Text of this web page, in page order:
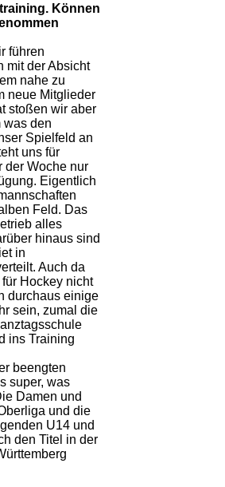
Können
führen
mit der Absicht
nahe zu
neue Mitglieder
stoßen wir aber
was den
Spielfeld an
uns für
der Woche nur
Eigentlich
Feld. Das
alles
hinaus sind
in
Auch da
Hockey nicht
durchaus einige
sein, zumal die
ins Training
beengten
super, was
Damen und
und die
U14 und
den Titel in der